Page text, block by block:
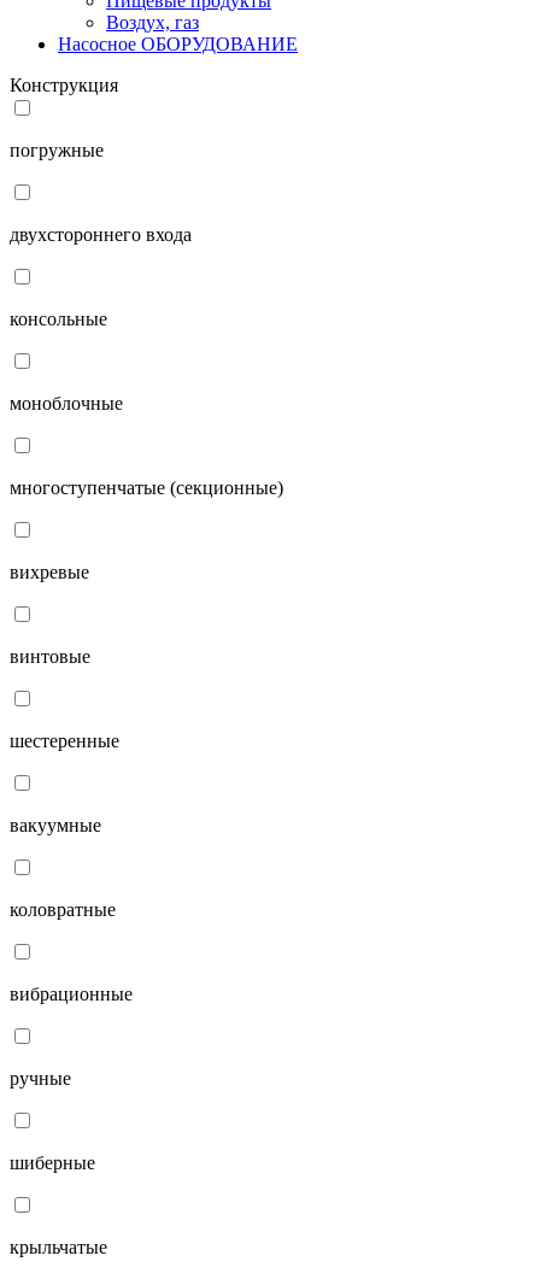
Воздух, газ
Насосное ОБОРУДОВАНИЕ
Конструкция
погружные
двухстороннего входа
консольные
моноблочные
многоступенчатые (секционные)
вихревые
винтовые
шестеренные
вакуумные
коловратные
вибрационные
ручные
шиберные
крыльчатые